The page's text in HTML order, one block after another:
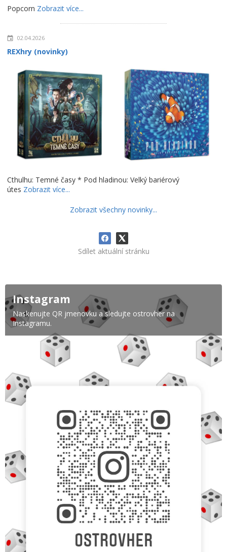
Popcorn Zobrazit více...
02.04.2026
REXhry (novinky)
Cthulhu: Temné časy * Pod hladinou: Velký bariérový
útes Zobrazit více...
Zobrazit všechny novinky...
Sdílet aktuální stránku
Instagram
Naskenujte QR jmenovku a sledujte ostrovher na
Instagramu.